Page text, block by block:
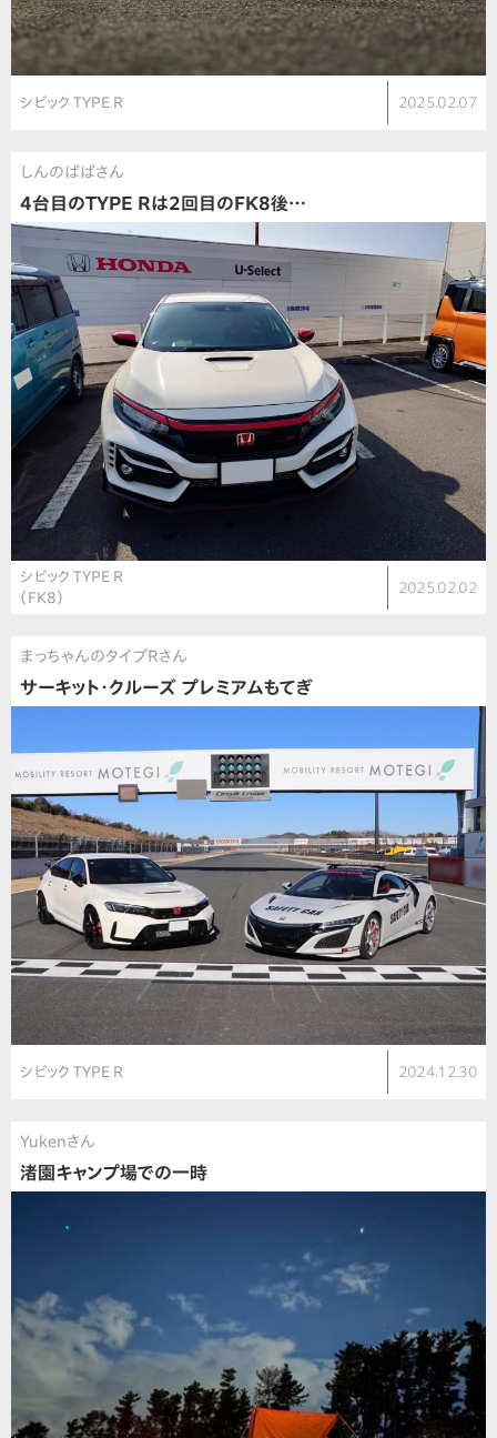
シビック TYPE R 2025.02.07
しんのぱぱさん
4台目のTYPE Rは2回目のFK8後…
シビック TYPE R
（FK8）
2025.02.02
まっちゃんのタイプRさん
サーキット・クルーズ プレミアムもてぎ
シビック TYPE R 2024.12.30
Yukenさん
渚園キャンプ場での一時